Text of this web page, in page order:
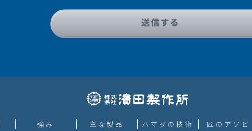
強み 主な製品 ハマダの技術 匠のアソビ